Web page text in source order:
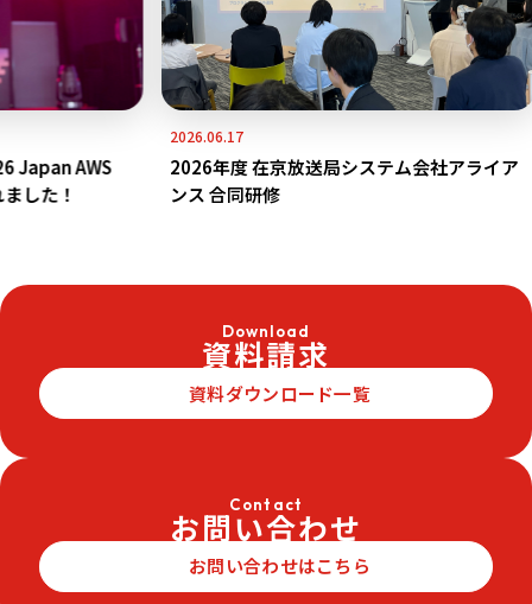
AWS
た！
2026.06.17
2026年度 在京放送局システム会社アライア
ンス 合同研修
Download
資料請求
資料ダウンロード一覧
Contact
お問い合わせ
お問い合わせはこちら